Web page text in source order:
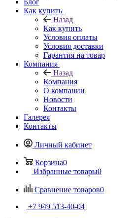
Блог
Как купить
Назад
Как купить
Условия оплаты
Условия доставки
Гарантия на товар
Компания
Назад
Компания
О компании
Новости
Контакты
Галерея
Контакты
Личный кабинет
Корзина0
Избранные товары0
Сравнение товаров0
+7 949 513-40-04